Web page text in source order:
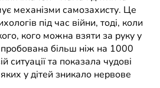
механізми самозахисту. Це
під час війни, тоді, коли
кого можна взяти за руку у
більш ніж на 1000
ситуації та показала чудові
у дітей зникало нервове